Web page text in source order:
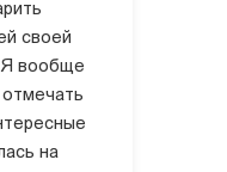
своей
Я вообще
на